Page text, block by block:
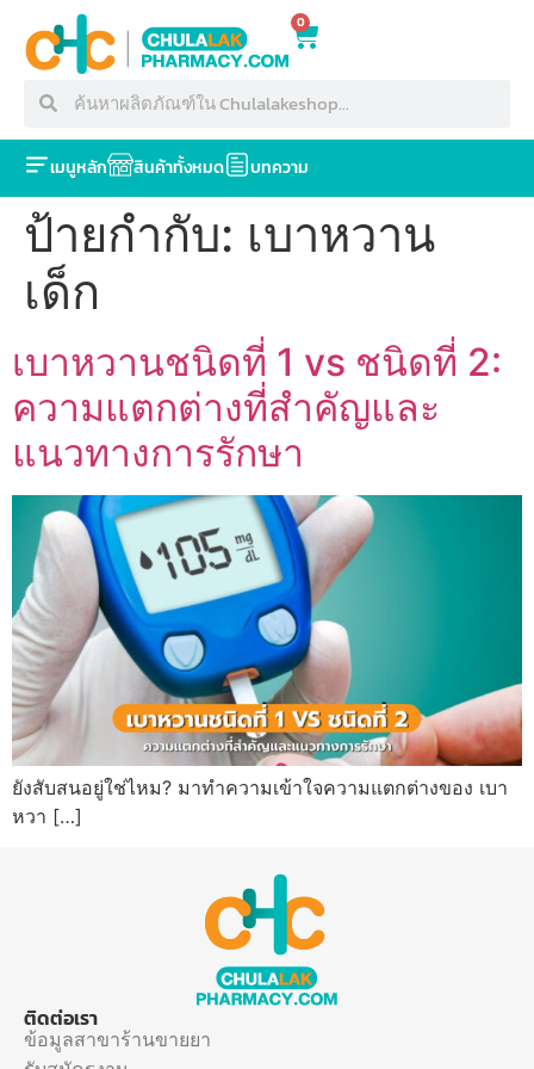
0
เมนูหลัก สินค้าทั้งหมด บทความ
ป้ายกำกับ: เบาหวาน
เด็ก
เบาหวานชนิดที่ 1 vs ชนิดที่ 2:
ความแตกต่างที่สำคัญและ
แนวทางการรักษา
ยังสับสนอยู่ใช่ไหม? มาทำความเข้าใจความแตกต่างของ เบา
หวา […]
ติดต่อเรา
ข้อมูลสาขาร้านขายยา